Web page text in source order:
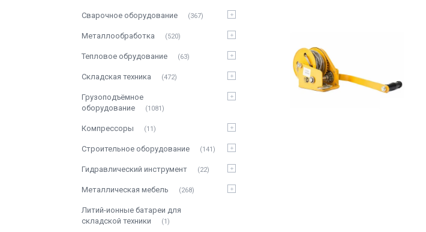
Сварочное оборудование 367
Металлообработка 520
Тепловое обрудование 63
Складская техника 472
Грузоподъёмное
оборудование
1081
Компрессоры 11
Строительное оборудование 141
Гидравлический инструмент 22
Металлическая мебель 268
Литий-ионные батареи для
складской техники
1